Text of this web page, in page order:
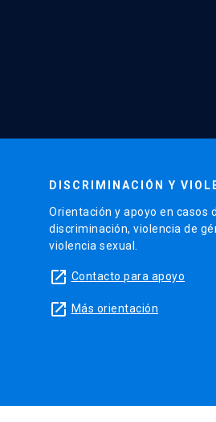
DISCRIMINACIÓN Y
Orientación y apoyo en casos
discriminación, violencia de
violencia sexual.
launch Contacto para apoyo
launch Más orientación